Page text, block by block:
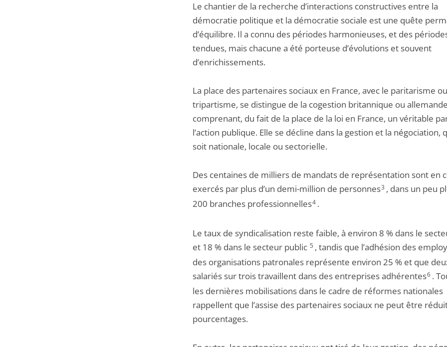
Le chantier de la recherche d’interactions constructives entre la
démocratie politique et la démocratie sociale est une quête
d’équilibre. Il a connu des périodes harmonieuses, et des
tendues, mais chacune a été porteuse d’évolutions et souvent
d’enrichissements.
La place des partenaires sociaux en France, avec le paritarisme
tripartisme, se distingue de la cogestion britannique ou
comprenant, du fait de la place de la loi en France, un véritable
l’action publique. Elle se décline dans la gestion et la négociation,
soit nationale, locale ou sectorielle.
Des centaines de milliers de mandats de représentation sont en
exercés par plus d’un demi-million de personnes3 , dans un peu
200 branches professionnelles4.
Le taux de syndicalisation reste faible, à environ 8 % dans le
et 18 % dans le secteur public 5, tandis que l’adhésion des
des organisations patronales représente environ 25 % et que
salariés sur trois travaillent dans des entreprises adhérentes6.
les dernières mobilisations dans le cadre de réformes nationales
rappellent que l’assise des partenaires sociaux ne peut être
pourcentages.